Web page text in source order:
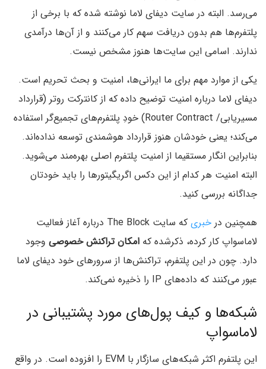
می‌رسد. البته در سایت دیفای لاما نوشته شده که با برخی از
پلتفرم‌ها هم بدون دریافت سهم کار می‌کنند و از آن‌ها درآمدی
ندارند. اسامی این سایت‌ها هنوز مشخص نیست.
یکی از موارد مهم برای ما ایرانی‌ها، امنیت و بحث تحریم است.
دیفای لاما درباره امنیت توضیح داده که از کانترکت روتر (قرارداد
مسیریابی/ Router Contract) خودِ پلتفرم‌های تجمیع‌گر استفاده
می‌کند؛ یعنی خودشان هنوز قرارداد هوشمندی توسعه نداده‌اند.
بنابراین انگار مستقیما از امنیت پلتفرم اصلی بهره‌مند می‌شوید.
البته امنیت هر کدام از این دکس اگریگیتورها را باید خودتان
جداگانه بررسی کنید.
همچنین در خبری
که سایت The Block درباره آغاز فعالیت
لاماسواپ کار کرده، ذکرشده که امکان تراکنش خصوصی وجود
دارد. چون در این پلتفرم، تراکنش‌ها از سرورهای خود دیفای لاما
عبور می‌کنند که داده‌های IP را ذخیره نمی‌کند.
شبکه‌ها و کیف پول‌های مورد پشتیبانی در
لاماسواپ
این پلتفرم اکثر شبکه‌های سازگار با EVM را افزوده است. در واقع